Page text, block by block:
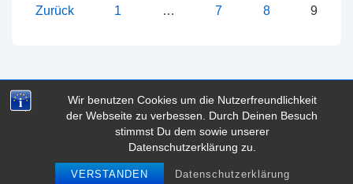
Wir benutzen Cookies um die Nutzerfreundlichkeit
der Webseite zu verbessen. Durch Deinen Besuch
stimmst Du dem sowie unserer
Datenschutzerklärung zu.
VERSTANDEN Datenschutzerklärung
Seitennummerierung
Zurück 1 … 7 8 9
Copyright © 2026marblog - das Marburg Blog| Präsentiert
Responsive-Theme